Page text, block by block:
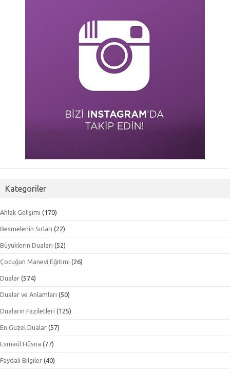
Kategoriler
Ahlak Gelişimi (170)
Besmelenin Sırları (22)
Büyüklerin Duaları (52)
Çocuğun Manevi Eğitimi (26)
Dualar (574)
Dualar ve Anlamları (50)
Duaların Faziletleri (125)
En Güzel Dualar (57)
Esmaül Hüsna (77)
Faydalı Bilgiler (40)